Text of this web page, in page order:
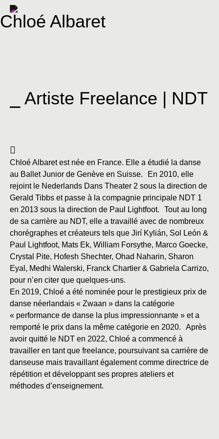
Chloé Albaret
⎯ Artiste Freelance | NDT
Chloé Albaret est née en France. Elle a étudié la danse
au Ballet Junior de Genève en Suisse. En 2010, elle
rejoint le Nederlands Dans Theater 2 sous la direction de
Gerald Tibbs et passe à la compagnie principale NDT 1
en 2013 sous la direction de Paul Lightfoot. Tout au long
de sa carrière au NDT, elle a travaillé avec de nombreux
chorégraphes et créateurs tels que Jirí Kylián, Sol León &
Paul Lightfoot, Mats Ek, William Forsythe, Marco Goecke,
Crystal Pite, Hofesh Shechter, Ohad Naharin, Sharon
Eyal, Medhi Walerski, Franck Chartier & Gabriela Carrizo,
pour n’en citer que quelques-uns.
En 2019, Chloé a été nominée pour le prestigieux prix de
danse néerlandais « Zwaan » dans la catégorie
« performance de danse la plus impressionnante » et a
remporté le prix dans la même catégorie en 2020. Après
avoir quitté le NDT en 2022, Chloé a commencé à
travailler en tant que freelance, poursuivant sa carrière de
danseuse mais travaillant également comme directrice de
répétition et développant ses propres ateliers et
méthodes d’enseignement.